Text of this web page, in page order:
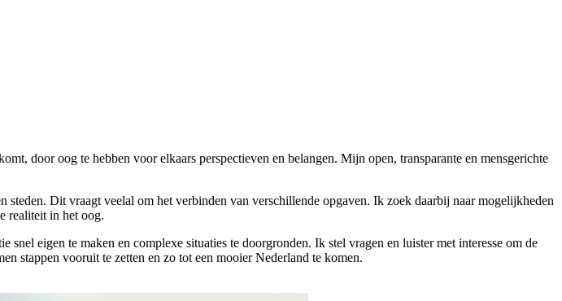
door oog te hebben voor elkaars perspectieven en belangen. Mijn open, transparante en mensgerichte
Dit vraagt veelal om het verbinden van verschillende opgaven. Ik zoek daarbij naar mogelijkheden
realiteit in het oog.
eigen te maken en complexe situaties te doorgronden. Ik stel vragen en luister met interesse om de
stappen vooruit te zetten en zo tot een mooier Nederland te komen.